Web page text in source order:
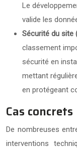
Le
valide les
Sécurité du site
classement
sécurité en
mettant
en protégeant
Cas concrets
De nombreuses
interventions